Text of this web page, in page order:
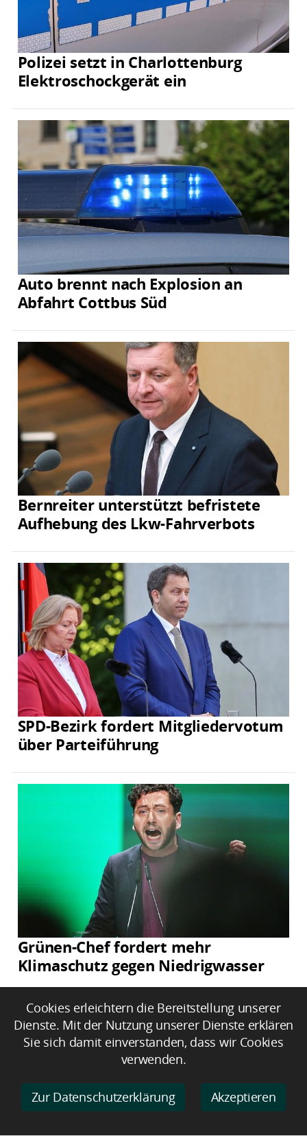
Polizei setzt in Charlottenburg
Elektroschockgerät ein
Auto brennt nach Explosion an
Abfahrt Cottbus Süd
Bernreiter unterstützt befristete
Aufhebung des Lkw-Fahrverbots
SPD-Bezirk fordert Mitgliedervotum
über Parteiführung
Grünen-Chef fordert mehr
Klimaschutz gegen Niedrigwasser
Cookies erleichtern die Bereitstellung unserer
Dienste. Mit der Nutzung unserer Dienste erklären
Sie sich damit einverstanden, dass wir Cookies
verwenden.
Zur Datenschutzerklärung Akzeptieren